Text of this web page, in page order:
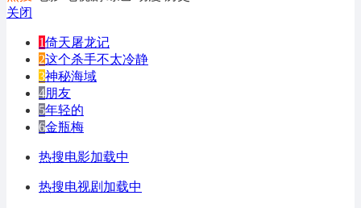
关闭
1倚天屠龙记
2这个杀手不太冷静
3神秘海域
4朋友
5年轻的
6金瓶梅
热搜电影加载中
热搜电视剧加载中